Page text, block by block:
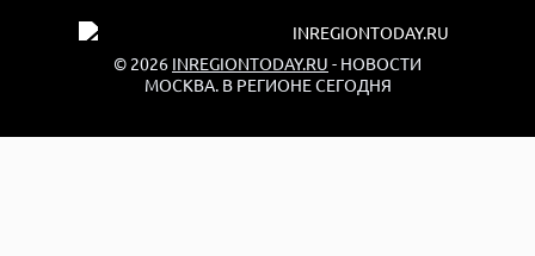
© 2026 INREGIONTODAY.RU - НОВОСТИ
МОСКВА. В РЕГИОНЕ СЕГОДНЯ